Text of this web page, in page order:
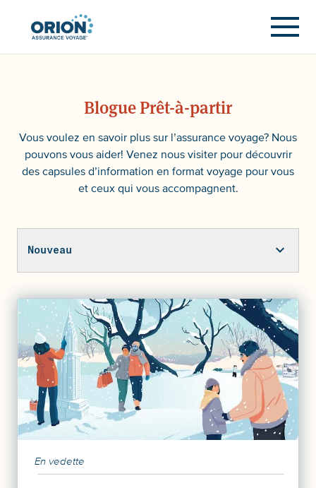
Blogue Prêt-à-partir
Vous voulez en savoir plus sur l’assurance voyage? Nous
pouvons vous aider! Venez nous visiter pour découvrir
des capsules d’information en format voyage pour vous
et ceux qui vous accompagnent.
Nouveau
En vedette